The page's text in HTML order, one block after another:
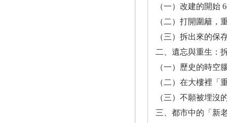
（一）改建的開始
（二）打開圍籬，
（三）拆出來的保
二、遺忘與重生：
（一）歷史的時空
（二）在大樓裡「
（三）不願被埋沒
三、都市中的「新